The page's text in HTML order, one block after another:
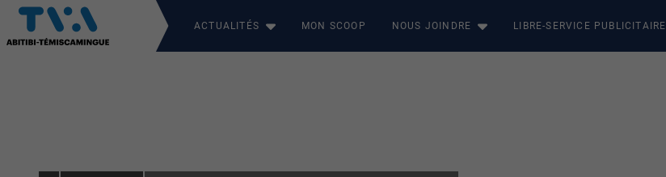
ACTUALITÉS MON SCOOP NOUS JOINDRE LIBRE-SERVICE PUBLICITAIRE